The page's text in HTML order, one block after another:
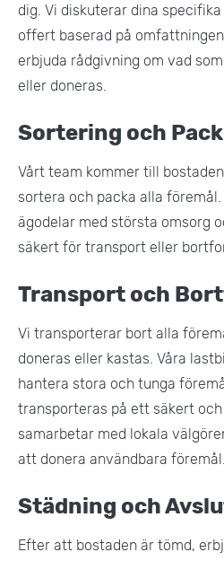
dig. Vi diskuterar dina
offert baserad på
erbjuda rådgivning om vad
eller doneras.
Sortering och
Vårt team kommer till
sortera och packa alla
ägodelar med största omsorg
säkert för transport eller
Transport och
Vi transporterar bort alla
doneras eller kastas. Våra
hantera stora och tunga
transporteras på ett säkert
samarbetar med lokala
att donera användbara föremål.
Städning och
Efter att bostaden är tömd,